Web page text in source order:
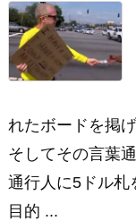
れたボードを掲
そしてその言葉
通行人に5ドル札
目的 ...